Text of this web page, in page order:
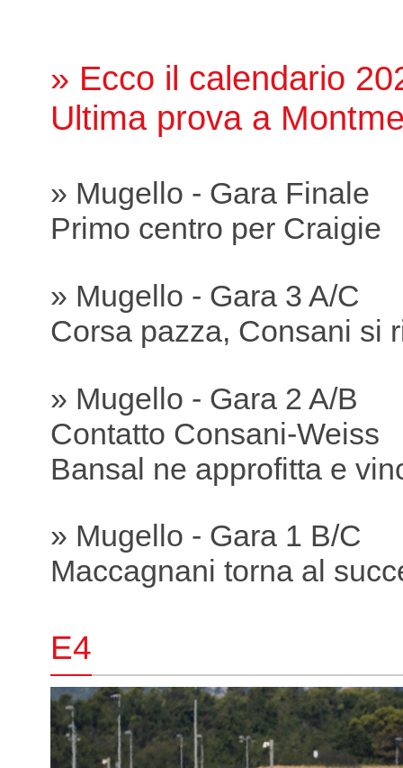
» Ecco il calendario
Ultima prova a
» Mugello - Gara Finale
Primo centro per Craigie
» Mugello - Gara 3 A/C
Corsa pazza, Consani si
» Mugello - Gara 2 A/B
Contatto Consani-Weiss
Bansal ne approfitta e
» Mugello - Gara 1 B/C
Maccagnani torna al
E4